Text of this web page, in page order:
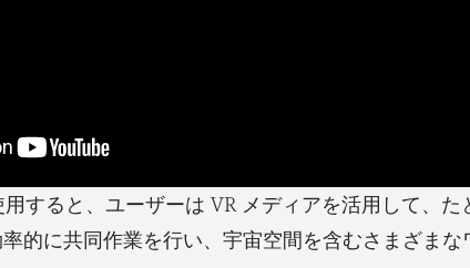
すると、ユーザーは VR メディアを活用して、た
的に共同作業を行い、宇宙空間を含むさまざま